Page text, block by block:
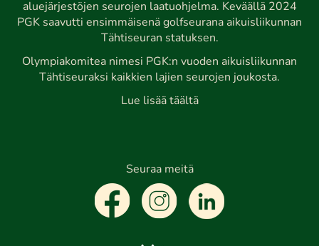
aluejärjestöjen seurojen laatuohjelma. Keväällä 2024
PGK saavutti ensimmäisenä golfseurana aikuisliikunnan
Tähtiseuran statuksen.
Olympiakomitea nimesi PGK:n vuoden aikuisliikunnan
Tähtiseuraksi kaikkien lajien seurojen joukosta.
Lue lisää täältä
Seuraa meitä